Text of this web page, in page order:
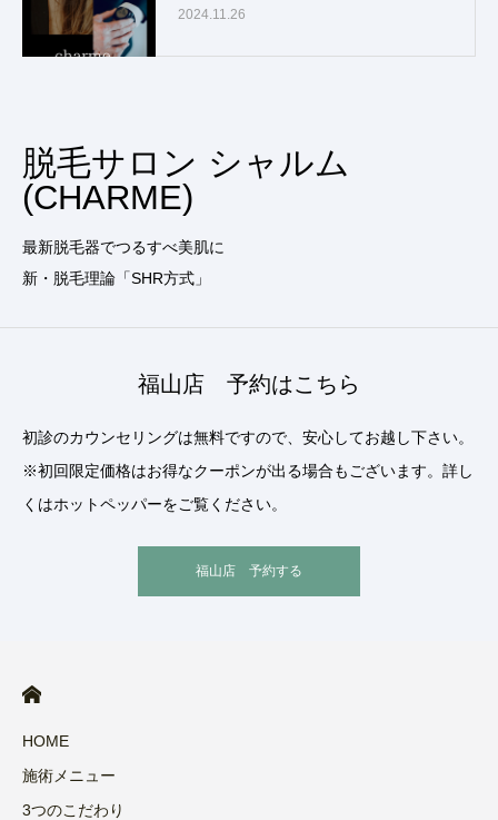
2024.11.26
脱毛サロン シャルム
(CHARME)
最新脱毛器でつるすべ美肌に
新・脱毛理論「SHR方式」
福山店 予約はこちら
初診のカウンセリングは無料ですので、安心してお越し下さい。
※初回限定価格はお得なクーポンが出る場合もございます。詳し
くはホットペッパーをご覧ください。
福山店 予約する
HOME
施術メニュー
3つのこだわり